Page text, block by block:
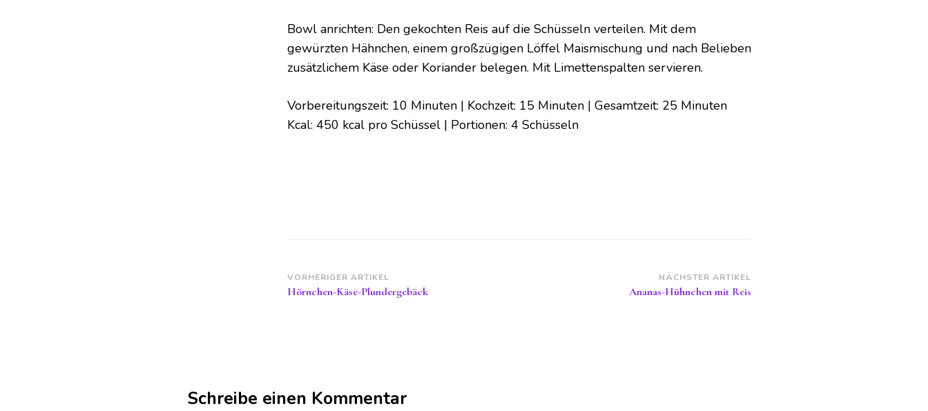
Bowl anrichten: Den gekochten Reis auf die Schüsseln verteilen. Mit dem
gewürzten Hähnchen, einem großzügigen Löffel Maismischung und nach Belieben
zusätzlichem Käse oder Koriander belegen. Mit Limettenspalten servieren.
Vorbereitungszeit: 10 Minuten | Kochzeit: 15 Minuten | Gesamtzeit: 25 Minuten
Kcal: 450 kcal pro Schüssel | Portionen: 4 Schüsseln
Beitragsnavigation
VORHERIGER ARTIKEL
Hörnchen-Käse-Plundergebäck
NÄCHSTER ARTIKEL
Ananas-Hühnchen mit Reis
Schreibe einen Kommentar